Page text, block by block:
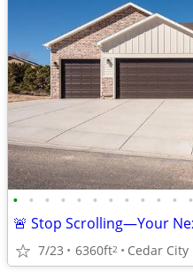
• • • • • • • • • • • •
7/23 6360ft2 Cedar City